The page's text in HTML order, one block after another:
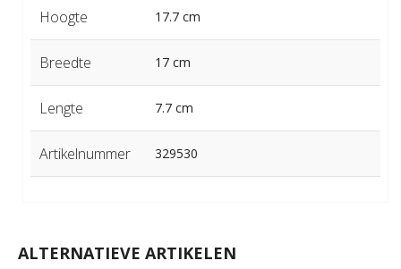
Hoogte 17.7 cm
Breedte 17 cm
Lengte 7.7 cm
Artikelnummer 329530
ALTERNATIEVE ARTIKELEN